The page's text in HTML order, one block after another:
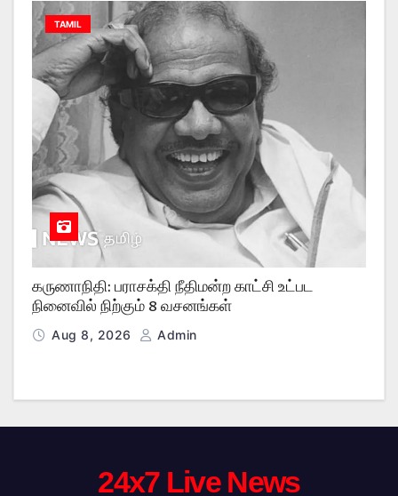
TAMIL
கருணாநிதி: பராசக்தி நீதிமன்ற காட்சி உட்பட
நினைவில் நிற்கும் 8 வசனங்கள்
Aug 8, 2026 Admin
24x7 Live News